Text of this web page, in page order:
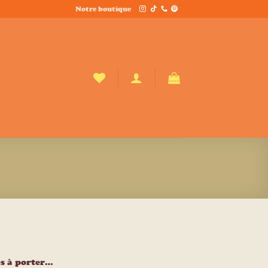
Notre boutique
à porter…